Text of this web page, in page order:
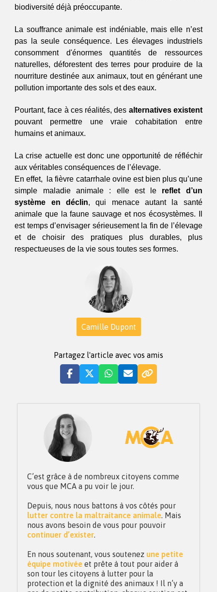
biodiversité déjà préoccupante.
La souffrance animale est indéniable, mais elle n’est
pas la seule conséquence. Les élevages industriels
consomment d'énormes quantités de ressources
naturelles, déforestent des terres pour produire de la
nourriture destinée aux animaux, tout en générant une
pollution importante des sols et des eaux.
Pourtant, face à ces réalités, des alternatives existent
pouvant permettre une vraie cohabitation entre
humains et animaux.
La crise actuelle est donc une opportunité de réfléchir
aux véritables conséquences de l’élevage.
En effet,  la fièvre catarrhale ovine est bien plus qu’une
simple maladie animale : elle est le reflet d’un
système en déclin, qui menace autant la santé
animale que la faune sauvage et nos écosystèmes. Il
est temps d’envisager sérieusement la fin de l’élevage
et de choisir des pratiques plus durables, plus
respectueuses de la vie sous toutes ses formes.
Camille Dupont
Partagez l'article avec vos amis
C’est grâce à de nombreux citoyens comme
vous que MCA a pu voir le jour.
Depuis, nous nous battons à vos côtés pour
lutter contre la maltraitance animale. Mais
nous avons besoin de vous pour pouvoir
continuer d’exister.
En nous soutenant, vous soutenez une petite
équipe motivée et prête à tout pour aider à
son tour les citoyens à lutter pour la
protection et la dignité des animaux ! Il n’y a